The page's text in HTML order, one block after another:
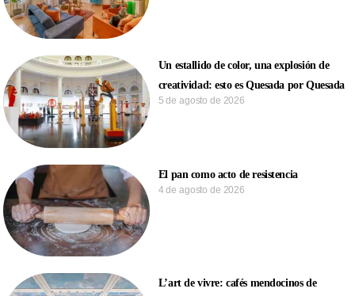
Un estallido de color, una explosión de
creatividad: esto es Quesada por Quesada
5 de agosto de 2026
El pan como acto de resistencia
4 de agosto de 2026
L’art de vivre: cafés mendocinos de